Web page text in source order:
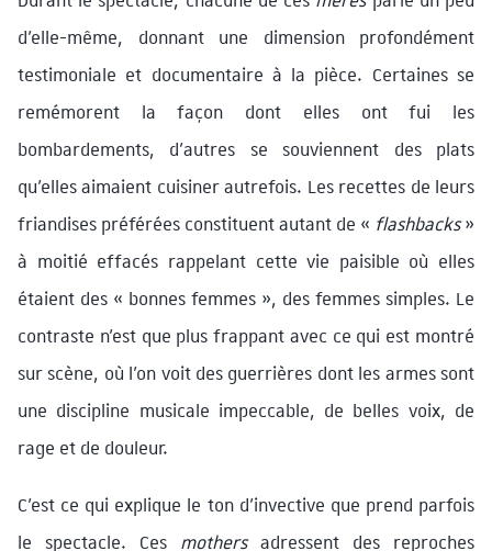
d’elle-même, donnant une dimension profondément
testimoniale et documentaire à la pièce. Certaines se
remémorent la façon dont elles ont fui les
bombardements, d’autres se souviennent des plats
qu’elles aimaient cuisiner autrefois. Les recettes de leurs
friandises préférées constituent autant de « flashbacks»
à moitié effacés rappelant cette vie paisible où elles
étaient des « bonnes femmes », des femmes simples. Le
contraste n’est que plus frappant avec ce qui est montré
sur scène, où l’on voit des guerrières dont les armes sont
une discipline musicale impeccable, de belles voix, de
rage et de douleur.
C’est ce qui explique le ton d’invective que prend parfois
le spectacle. Ces mothersadressent des reproches